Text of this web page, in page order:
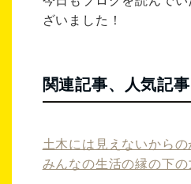
ざいました！
関連記事、人気記
土木には見えないからの
みんなの生活の縁の下の